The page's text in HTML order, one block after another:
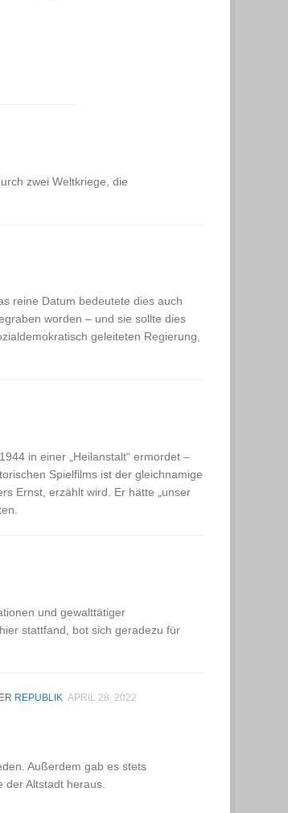
zwei Weltkriege, die
reine Datum bedeutete dies auch
worden – und sie sollte dies
geleiteten Regierung,
in einer „Heilanstalt“ ermordet –
Spielfilms ist der gleichnamige
Ernst, erzählt wird. Er hätte „unser
und gewalttätiger
stattfand, bot sich geradezu für
REPUBLIK APRIL 28, 2022
Außerdem gab es stets
der Altstadt heraus.